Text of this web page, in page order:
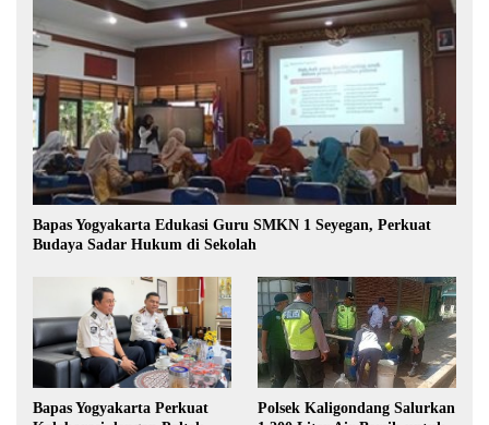
Bapas Yogyakarta Edukasi Guru SMKN 1 Seyegan, Perkuat
Budaya Sadar Hukum di Sekolah
Bapas Yogyakarta Perkuat
Polsek Kaligondang Salurkan